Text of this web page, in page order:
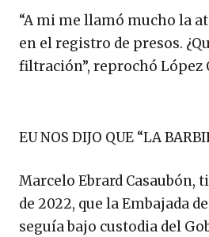
“A mi me llamó mucho la
en el registro de presos.
filtración”, reprochó López
EU NOS DIJO QUE “LA
Marcelo Ebrard Casaubón,
de 2022, que la Embajada
seguía bajo custodia del